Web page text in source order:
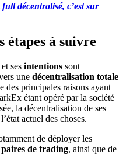
décentralisé, c’est sur
étapes à suivre
ses intentions sont
une décentralisation totale
des principales raisons ayant
étant opéré par la société
la décentralisation de ses
actuel des choses.
de déployer les
de trading, ainsi que de